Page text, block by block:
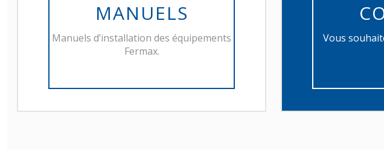
MANUELS
Manuels d’installation des équipements
Fermax.
Vous